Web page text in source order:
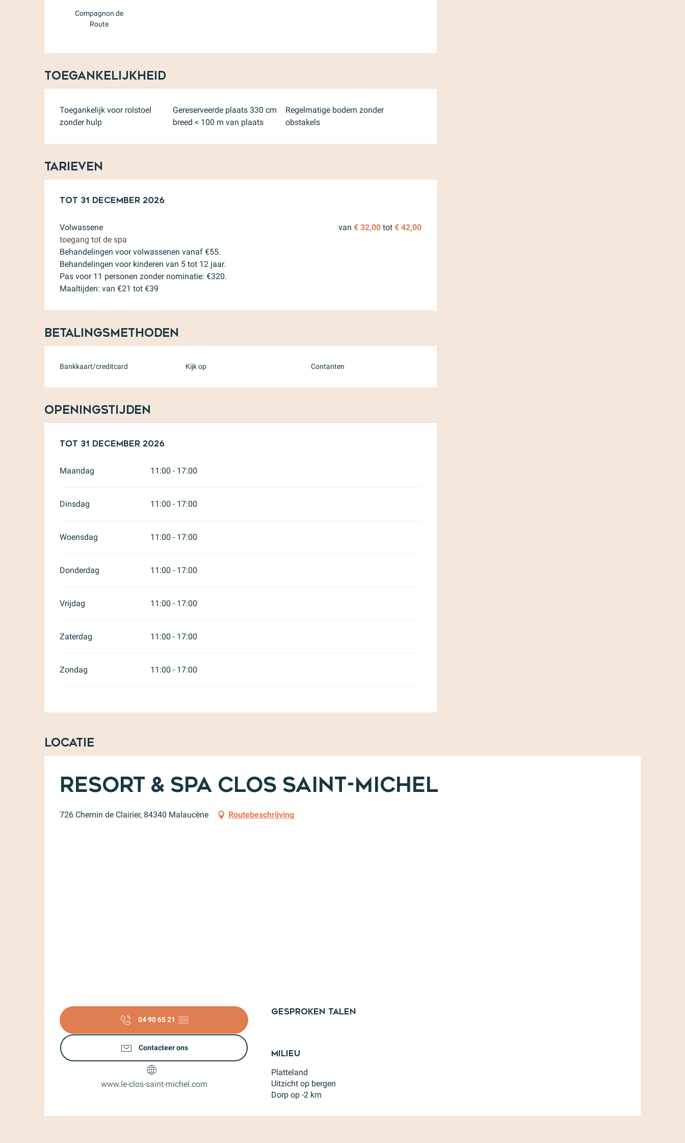
Compagnon de
Route
Toegankelijkheid
Toegankelijk voor rolstoel
zonder hulp
Gereserveerde plaats 330 cm
breed < 100 m van plaats
Regelmatige bodem zonder
obstakels
Tarieven
Van 1 februari 2026tot
Tot 31 december 2026
Volwassene
toegang tot de spa
van€ 32,00 tot€ 42,00
Behandelingen voor volwassenen vanaf €55.
Behandelingen voor kinderen van 5 tot 12 jaar.
Pas voor 11 personen zonder nominatie: €320.
Maaltijden: van €21 tot €39
Betalingsmethoden
Bankkaart/creditcard Kijk op Contanten
Openingstijden
Vanaf1 februari 2026
Tot 31 december 2026
Maandag 11:00 - 17:00
Dinsdag 11:00 - 17:00
Woensdag 11:00 - 17:00
Donderdag 11:00 - 17:00
Vrijdag 11:00 - 17:00
Zaterdag 11:00 - 17:00
Zondag 11:00 - 17:00
Locatie
Resort & Spa Clos Saint-Michel
726 Chemin de Clairier, 84340 Malaucène Routebeschrijving
04 90 65 21 ▒▒
Contacteer ons
www.le-clos-saint-michel.com
Gesproken talen
Gesproken talen
Milieu
Milieu
Platteland
Uitzicht op bergen
Dorp op -2 km